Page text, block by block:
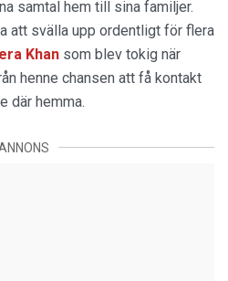
samtal hem till sina familjer.
att svälla upp ordentligt för flera
Khan som blev tokig när
henne chansen att få kontakt
där hemma.